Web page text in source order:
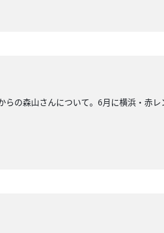
の森山さんについて。6月に横浜・赤